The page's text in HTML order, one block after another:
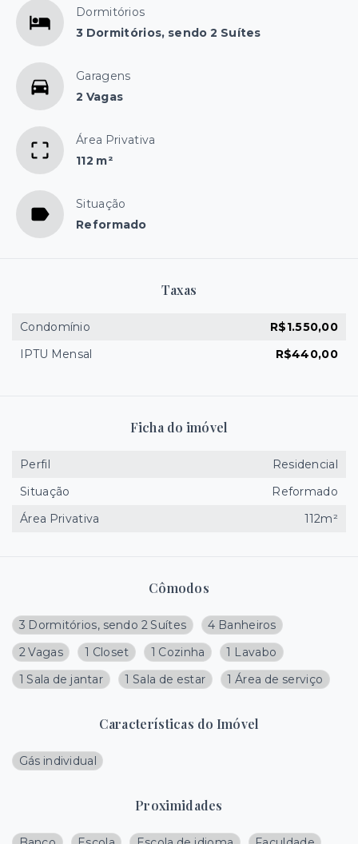
Dormitórios
3 Dormitórios, sendo 2 Suítes
Garagens
2 Vagas
Área Privativa
112 m²
Situação
Reformado
Cômodos
3 Dormitórios, sendo 2 Suítes
4 Banheiros
2 Vagas
1 Closet 1 Cozinha
1 Lavabo
1 Sala de jantar
1 Sala de estar 1 Área de serviço
Características do Imóvel
Gás individual
Proximidades
Taxas
Condomínio
R$1.550,00
IPTU Mensal
R$440,00
Ficha do imóvel
Perfil
Residencial
Situação
Reformado
Área Privativa
112m²